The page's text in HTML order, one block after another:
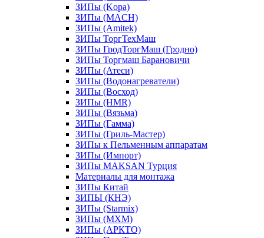
ЗИПы (Kopa)
ЗИПы (MACH)
ЗИПы (Amitek)
ЗИПы ТоргТехМаш
ЗИПы ГродТоргМаш (Гродно)
ЗИПы Торгмаш Барановичи
ЗИПы (Атеси)
ЗИПы (Водонагреватели)
ЗИПы (Восход)
ЗИПы (HMR)
ЗИПы (Вязьма)
ЗИПы (Гамма)
ЗИПы (Гриль-Мастер)
ЗИПы к Пельменным аппаратам
ЗИПы (Импорт)
ЗИПы MAKSAN Турция
Материалы для монтажа
ЗИПы Китай
ЗИПЫ (КНЭ)
ЗИПы (Starmix)
ЗИПы (МХМ)
ЗИПы (АРКТО)